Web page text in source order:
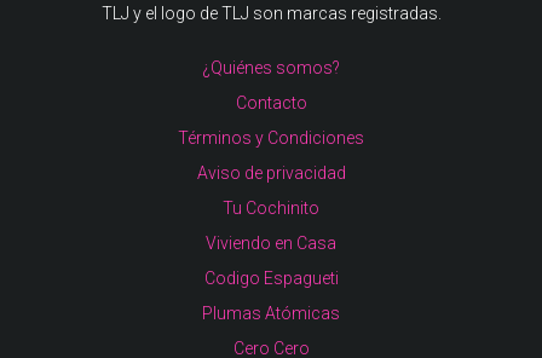
TLJ y el logo de TLJ son marcas registradas.
¿Quiénes somos?
Contacto
Términos y Condiciones
Aviso de privacidad
Tu Cochinito
Viviendo en Casa
Codigo Espagueti
Plumas Atómicas
Cero Cero